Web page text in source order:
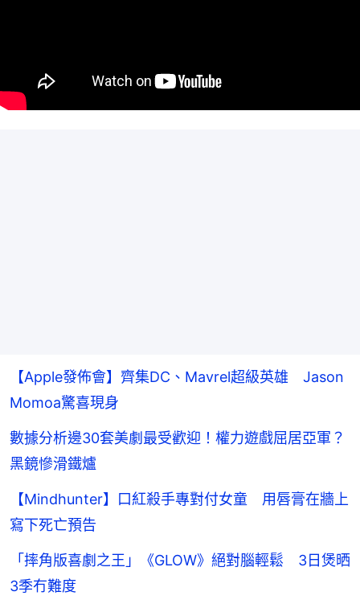
【Apple發佈會】齊集DC、Mavrel超級英雄 Jason
Momoa驚喜現身
數據分析邊30套美劇最受歡迎！權力遊戲屈居亞軍？
黑鏡慘滑鐵爐
【Mindhunter】口紅殺手專對付女童 用唇膏在牆上
寫下死亡預告
「摔角版喜劇之王」《GLOW》絕對腦輕鬆 3日煲晒
3季冇難度